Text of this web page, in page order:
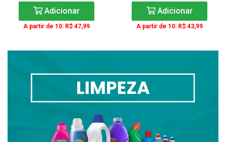
Adicionar
A partir de 10: R$ 47,99
Adicionar
A partir de 10: R$ 43,99